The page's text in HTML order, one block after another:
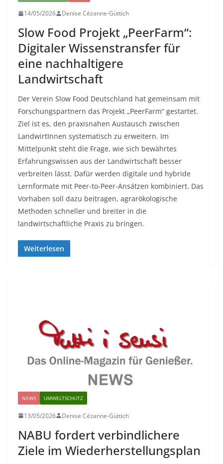
14/05/2026 Denise Cézanne-Güttich
Slow Food Projekt „PeerFarm“:
Digitaler Wissenstransfer für
eine nachhaltigere
Landwirtschaft
Der Verein Slow Food Deutschland hat gemeinsam mit
Forschungspartnern das Projekt „PeerFarm“ gestartet.
Ziel ist es, den praxisnahen Austausch zwischen
LandwirtInnen systematisch zu erweitern. Im
Mittelpunkt steht die Frage, wie sich bewährtes
Erfahrungswissen aus der Landwirtschaft besser
verbreiten lässt. Dafür werden digitale und hybride
Lernformate mit Peer-to-Peer-Ansätzen kombiniert. Das
Vorhaben soll dazu beitragen, agrarökologische
Methoden schneller und breiter in die
landwirtschaftliche Praxis zu bringen.
Weiterlesen
NEWS UMWELTSCHUTZ
13/05/2026 Denise Cézanne-Güttich
NABU fordert verbindlichere
Ziele im Wiederherstellungsplan